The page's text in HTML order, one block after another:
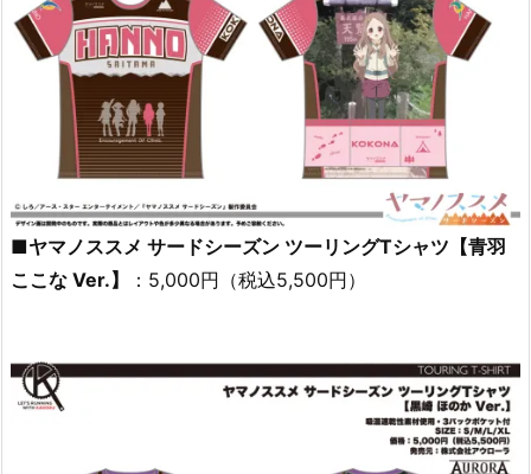
■ヤマノススメ サードシーズン ツーリングTシャツ【青羽
ここな Ver.】
：5,000円（税込5,500円）